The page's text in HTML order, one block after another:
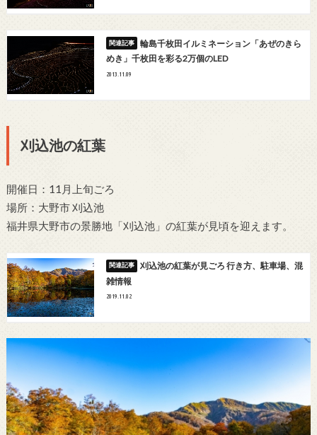
輪島千枚田イルミネーション「あぜのきら
めき」千枚田を彩る2万個のLED
2013.11.09
刈込池の紅葉
開催日：11月上旬ごろ
場所：大野市 刈込池
福井県大野市の景勝地「刈込池」の紅葉が見頃を迎えます。
刈込池の紅葉が見ごろ 行き方、駐車場、混
雑情報
2019.11.02